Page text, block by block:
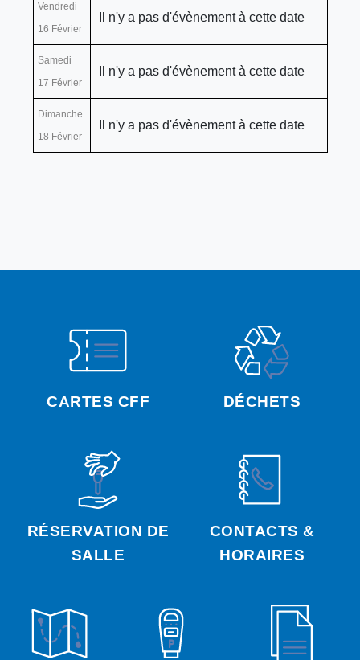
CARTES CFF DÉCHETS
RÉSERVATION DE
SALLE
CONTACTS &
HORAIRES
Vendredi
16 Février
Il n'y a pas d'évènement à cette date
Samedi
17 Février
Il n'y a pas d'évènement à cette date
Dimanche
18 Février
Il n'y a pas d'évènement à cette date